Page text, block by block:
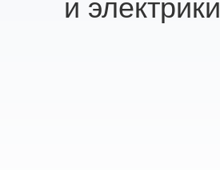
и электрики